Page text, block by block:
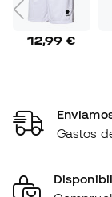
12,99 €
Gastos